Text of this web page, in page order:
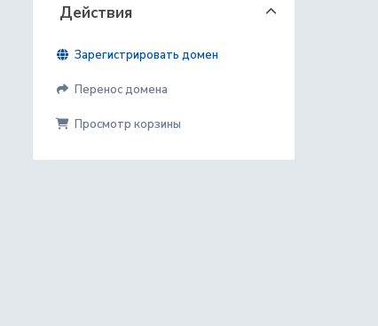
Действия
Зарегистрировать домен
Перенос домена
Просмотр корзины